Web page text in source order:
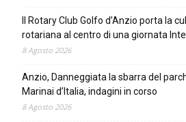
Il Rotary Club Golfo d’Anzio porta la
rotariana al centro di una giornata
8 Agosto 2026
Anzio, Danneggiata la sbarra del
Marinai d’Italia, indagini in corso
8 Agosto 2026